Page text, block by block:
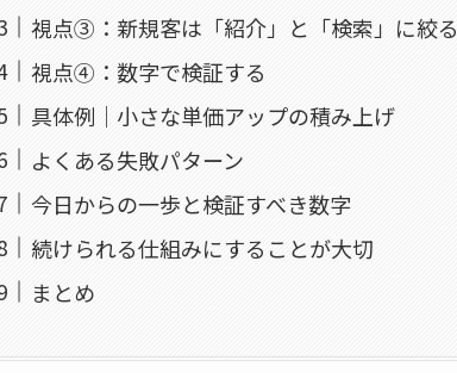
視点③：新規客は「紹介」と「検索」に絞る
視点④：数字で検証する
具体例｜小さな単価アップの積み上げ
よくある失敗パターン
今日からの一歩と検証すべき数字
続けられる仕組みにすることが大切
まとめ